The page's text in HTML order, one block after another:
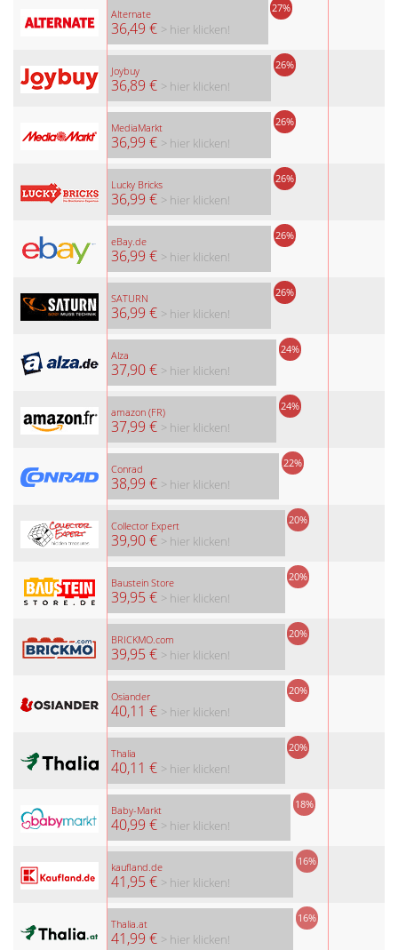
Alternate
36,49 €
27%
> hier klicken!
Joybuy
36,89 €
26%
> hier klicken!
MediaMarkt
36,99 €
26%
> hier klicken!
Lucky Bricks
36,99 €
26%
> hier klicken!
eBay.de
36,99 €
26%
> hier klicken!
SATURN
36,99 €
26%
> hier klicken!
Alza
37,90 €
24%
> hier klicken!
amazon (FR)
37,99 €
24%
> hier klicken!
Conrad
38,99 €
22%
> hier klicken!
Collector Expert
39,90 €
20%
> hier klicken!
Baustein Store
39,95 €
20%
> hier klicken!
BRICKMO.com
39,95 €
20%
> hier klicken!
Osiander
40,11 €
20%
> hier klicken!
Thalia
40,11 €
20%
> hier klicken!
Baby-Markt
40,99 €
18%
> hier klicken!
kaufland.de
41,95 €
16%
> hier klicken!
Thalia.at
41,99 €
16%
> hier klicken!